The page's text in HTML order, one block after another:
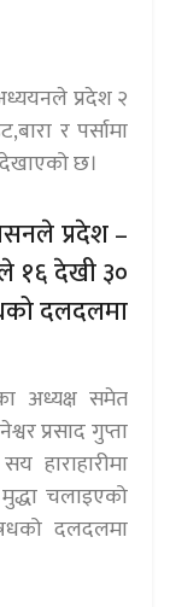
प्रदेश २
र पर्सामा
छ।
प्रदेश –
१६ देखी ३०
दलदलमा
अध्यक्ष समेत
प्रसाद गुप्ता
हाराहारीमा
चलाइएको
दलदलमा